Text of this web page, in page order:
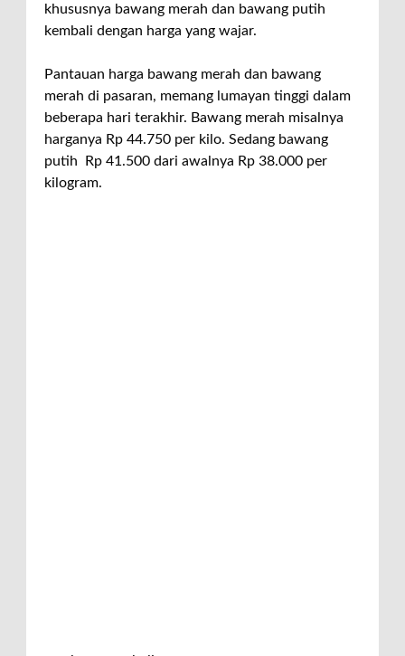
khususnya bawang merah dan bawang putih
kembali dengan harga yang wajar.
Pantauan harga bawang merah dan bawang
merah di pasaran, memang lumayan tinggi dalam
beberapa hari terakhir. Bawang merah misalnya
harganya Rp 44.750 per kilo. Sedang bawang
putih Rp 41.500 dari awalnya Rp 38.000 per
kilogram.